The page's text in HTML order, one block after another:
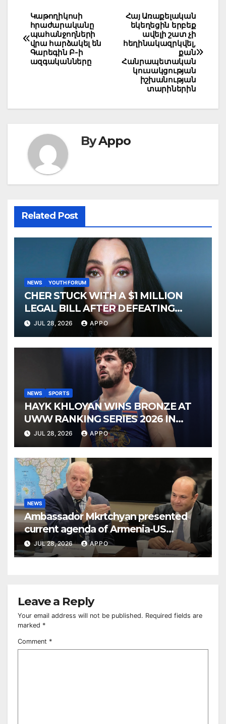
Post
navigation
Հայ Առաքելական
եկեղեցին երբեք
ավելի շատ չի
հեղինակազրկվել,
քան
Հանրապետական
կուսակցության
իշխանության
տարիներին
Կաթողիկոսի
հրաժարականը
պահանջողների
վրա հարձակել են
Գարեգին Բ-ի
ազգականները
ByAppo
Related Post
NEWS YOUTH FORUM
CHER STUCK WITH A $1 MILLION
LEGAL BILL AFTER DEFEATING
SONNY BONO’S WIDOW
JUL 28, 2026 APPO
NEWS SPORTS
HAYK KHLOYAN WINS BRONZE AT
UWW RANKING SERIES 2026 IN
BUDAPEST
JUL 28, 2026 APPO
NEWS
Ambassador Mkrtchyan presented
current agenda of Armenia-US
relations at American Foreign Policy
Council
JUL 28, 2026 APPO
Leave a Reply
Your email address will not be published. Required fields are
marked *
Comment *